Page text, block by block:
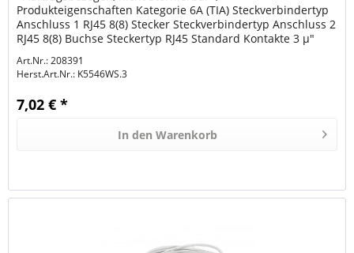
Produkteigenschaften Kategorie 6A (TIA) Steckverbindertyp
Anschluss 1 RJ45 8(8) Stecker Steckverbindertyp Anschluss 2
RJ45 8(8) Buchse Steckertyp RJ45 Standard Kontakte 3 µ"
Art.Nr.: 208391
Herst.Art.Nr.: K5546WS.3
7,02 € *
In den Warenkorb